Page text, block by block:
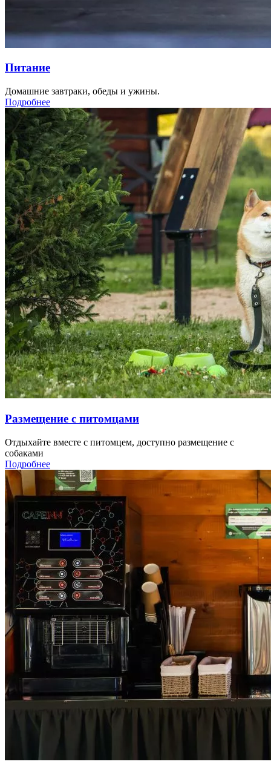
Питание
Домашние завтраки, обеды и ужины.
Подробнее
Размещение с питомцами
Отдыхайте вместе с питомцем, доступно размещение с
собаками
Подробнее